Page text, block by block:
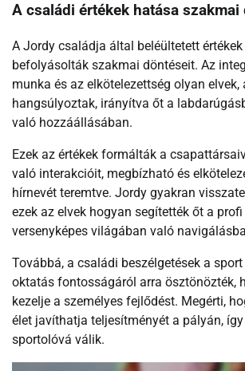
A családi értékek hatása szakmai
A Jordy családja által beléültetett
befolyásolták szakmai döntéseit. Az
munka és az elkötelezettség olyan elvek,
hangsúlyoztak, irányítva őt a
való hozzáállásában.
Ezek az értékek formálták a
való interakcióit, megbízható és
hírnevét teremtve. Jordy gyakran
ezek az elvek hogyan segítették őt a
versenyképes világában való
Továbbá, a családi beszélgetések a
oktatás fontosságáról arra ösztönözték,
kezelje a személyes fejlődést. Megérti,
élet javíthatja teljesítményét a pályán,
sportolóvá válik.